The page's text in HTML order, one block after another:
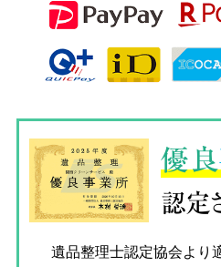
優良
認定
遺品整理士認定協会より